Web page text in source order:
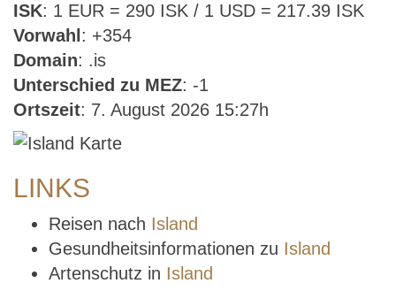
ISK: 1 EUR = 290 ISK / 1 USD = 217.39 ISK
Vorwahl : +354
Domain: .is
Unterschied zu MEZ: -1
Ortszeit: 7. August 2026 15:27h
LINKS
Reisen nach Island
Gesundheitsinformationen zu Island
Artenschutz in Island